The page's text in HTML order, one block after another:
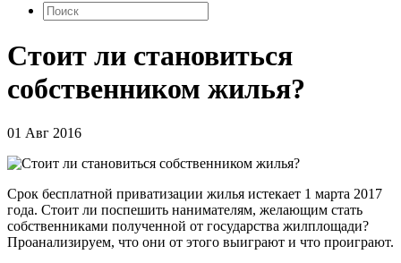
Стоит ли становиться
собственником жилья?
01 Авг 2016
Срок бесплатной приватизации жилья истекает 1 марта 2017
года. Стоит ли поспешить нанимателям, желающим стать
собственниками полученной от государства жилплощади?
Проанализируем, что они от этого выиграют и что проиграют.